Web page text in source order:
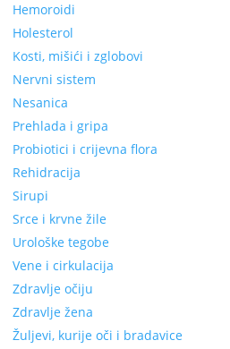
Hemoroidi
Holesterol
Kosti, mišići i zglobovi
Nervni sistem
Nesanica
Prehlada i gripa
Probiotici i crijevna flora
Rehidracija
Sirupi
Srce i krvne žile
Urološke tegobe
Vene i cirkulacija
Zdravlje očiju
Zdravlje žena
Žuljevi, kurije oči i bradavice